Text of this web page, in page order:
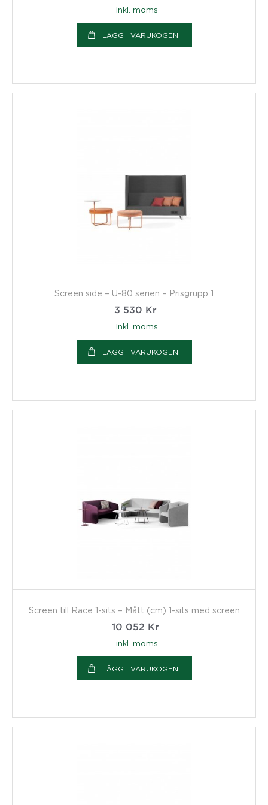
inkl. moms
LÄGG I VARUKOGEN
Screen side – U-80 serien – Prisgrupp 1
3 530 Kr
inkl. moms
LÄGG I VARUKOGEN
Screen till Race 1-sits – Mått (cm) 1-sits med screen
10 052 Kr
inkl. moms
LÄGG I VARUKOGEN